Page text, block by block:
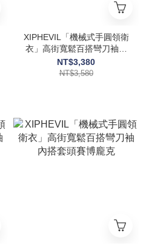
XIPHEVIL「機械式手圓領衛
衣」高街寬鬆百搭彎刀袖內
搭套頭賽博龐克
NT$3,380
NT$3,580